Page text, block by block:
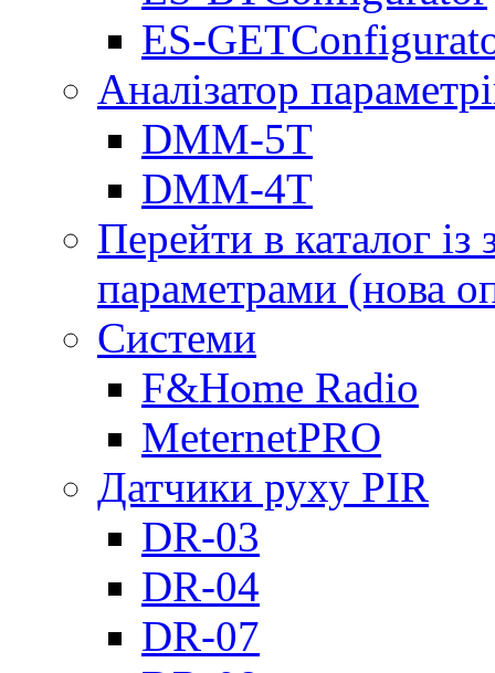
ES-
Аналізатор
DMM-5T
DMM-4T
Перейти в каталог
параметрами (нова
Системи
F&Home Radio
MeternetPRO
Датчики руху PIR
DR-03
DR-04
DR-07